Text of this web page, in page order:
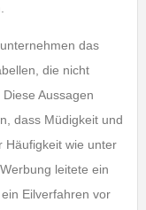
das
die nicht
Aussagen
dass Müdigkeit und
Häufigkeit wie unter
leitete ein
Eilverfahren vor